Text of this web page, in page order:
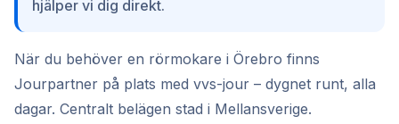
hjälper vi dig direkt.
När du behöver en rörmokare i Örebro finns
Jourpartner på plats med vvs-jour – dygnet runt, alla
dagar. Centralt belägen stad i Mellansverige.